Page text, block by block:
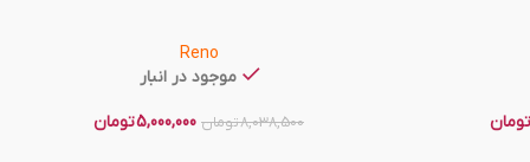
تومان
Reno
موجود در انبار
8,038,500تومان 5,000,000تومان